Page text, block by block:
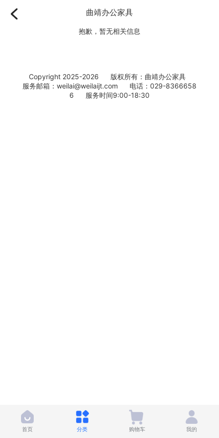
曲靖办公家具
抱歉，暂无相关信息
Copyright 2025-2026 版权所有：曲靖办公家具
服务邮箱：weilai@weilaijt.com 电话：029-8366658
6 服务时间9:00-18:30
首页 分类 购物车 我的